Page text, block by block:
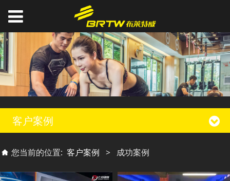
客户案例
您当前的位置: 客户案例 > 成功案例